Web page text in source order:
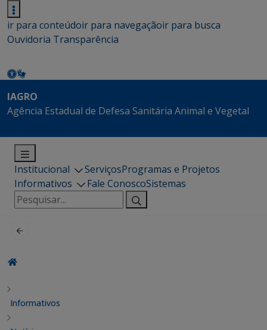
ir para conteúdoir para navegaçãoir para busca
Ouvidoria Transparência
IAGRO
Agência Estadual de Defesa Sanitária Animal e Vegetal
Institucional ServiçosProgramas e Projetos
Informativos
Fale ConoscoSistemas
Pesquisar
por:
Informativos